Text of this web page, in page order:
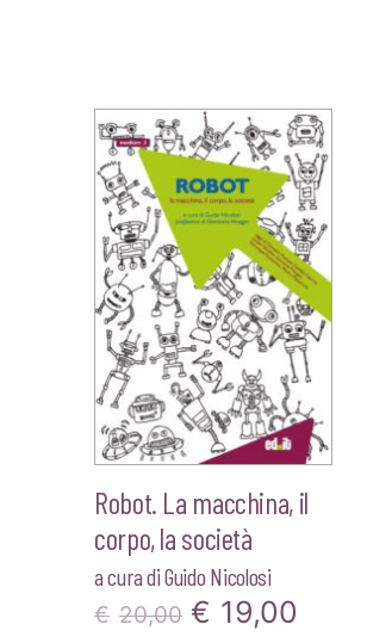
Robot. La macchina, il
corpo, la società
a cura diGuido Nicolosi
€ 20,00 Il
€ 19,00